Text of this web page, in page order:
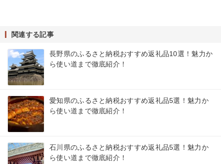
関連する記事
長野県のふるさと納税おすすめ返礼品10選！魅力か
ら使い道まで徹底紹介！
愛知県のふるさと納税おすすめ返礼品5選！魅力か
ら使い道まで徹底紹介！
石川県のふるさと納税おすすめ返礼品5選！魅力か
ら使い道まで徹底紹介！